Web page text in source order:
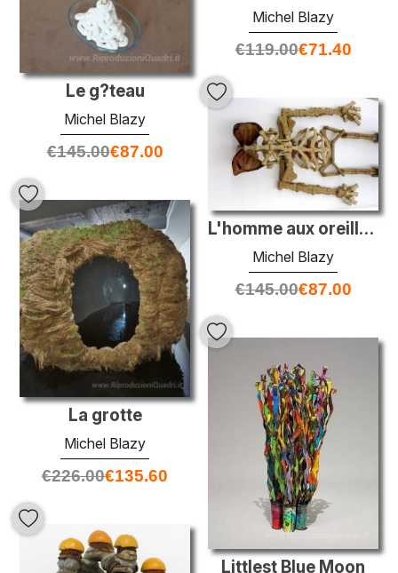
Le g?teau
Michel Blazy
€145.00€87.00
Michel Blazy
€119.00€71.40
L'homme aux oreilles de porc
Michel Blazy
€145.00€87.00
La grotte
Michel Blazy
€226.00€135.60
Littlest Blue Moon